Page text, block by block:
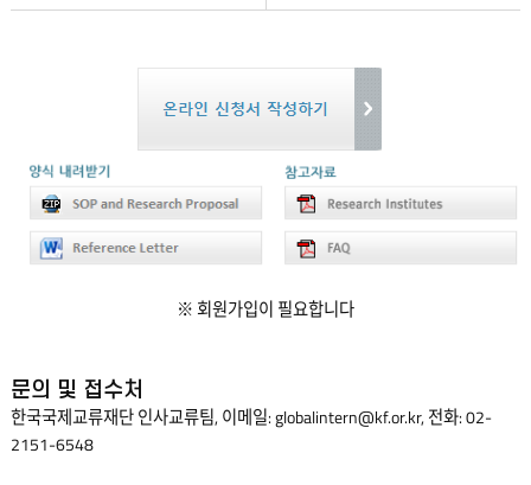
※ 회원가입이 필요합니다
문의 및 접수처
한국국제교류재단 인사교류팀, 이메일:globalintern@kf.or.kr, 전화: 02-
2151-6548